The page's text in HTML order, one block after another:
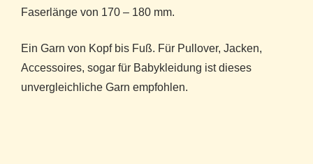
Faserlänge von 170 – 180 mm.
Ein Garn von Kopf bis Fuß. Für Pullover, Jacken,
Accessoires, sogar für Babykleidung ist dieses
unvergleichliche Garn empfohlen.